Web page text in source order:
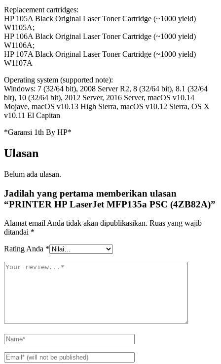
Replacement cartridges:
HP 105A Black Original Laser Toner Cartridge (~1000 yield)
W1105A;
HP 106A Black Original Laser Toner Cartridge (~1000 yield)
W1106A;
HP 107A Black Original Laser Toner Cartridge (~1000 yield)
W1107A
Operating system (supported note):
Windows: 7 (32/64 bit), 2008 Server R2, 8 (32/64 bit), 8.1 (32/64
bit), 10 (32/64 bit), 2012 Server, 2016 Server, macOS v10.14
Mojave, macOS v10.13 High Sierra, macOS v10.12 Sierra, OS X
v10.11 El Capitan
*Garansi 1th By HP*
Ulasan
Belum ada ulasan.
Jadilah yang pertama memberikan ulasan
“PRINTER HP LaserJet MFP135a PSC (4ZB82A)”
Alamat email Anda tidak akan dipublikasikan. Ruas yang wajib
ditandai *
Rating Anda *